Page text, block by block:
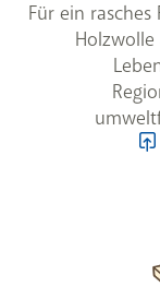
Für ein